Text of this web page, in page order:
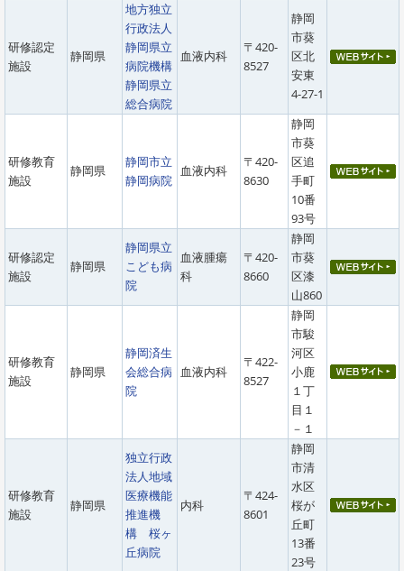
研修認定
施設
静岡県
地方独立
行政法人
静岡県立
病院機構
静岡県立
総合病院
血液内科
〒420-
8527
静岡
市葵
区北
安東
4-27-1
研修教育
施設
静岡県
静岡市立
静岡病院
血液内科
〒420-
8630
静岡
市葵
区追
手町
10番
93号
研修認定
施設
静岡県
静岡県立
こども病
院
血液腫瘍
科
〒420-
8660
静岡
市葵
区漆
山860
研修教育
施設
静岡県
静岡済生
会総合病
院
血液内科
〒422-
8527
静岡
市駿
河区
小鹿
１丁
目１
－１
研修教育
施設
静岡県
独立行政
法人地域
医療機能
推進機
構 桜ヶ
丘病院
内科
〒424-
8601
静岡
市清
水区
桜が
丘町
13番
23号